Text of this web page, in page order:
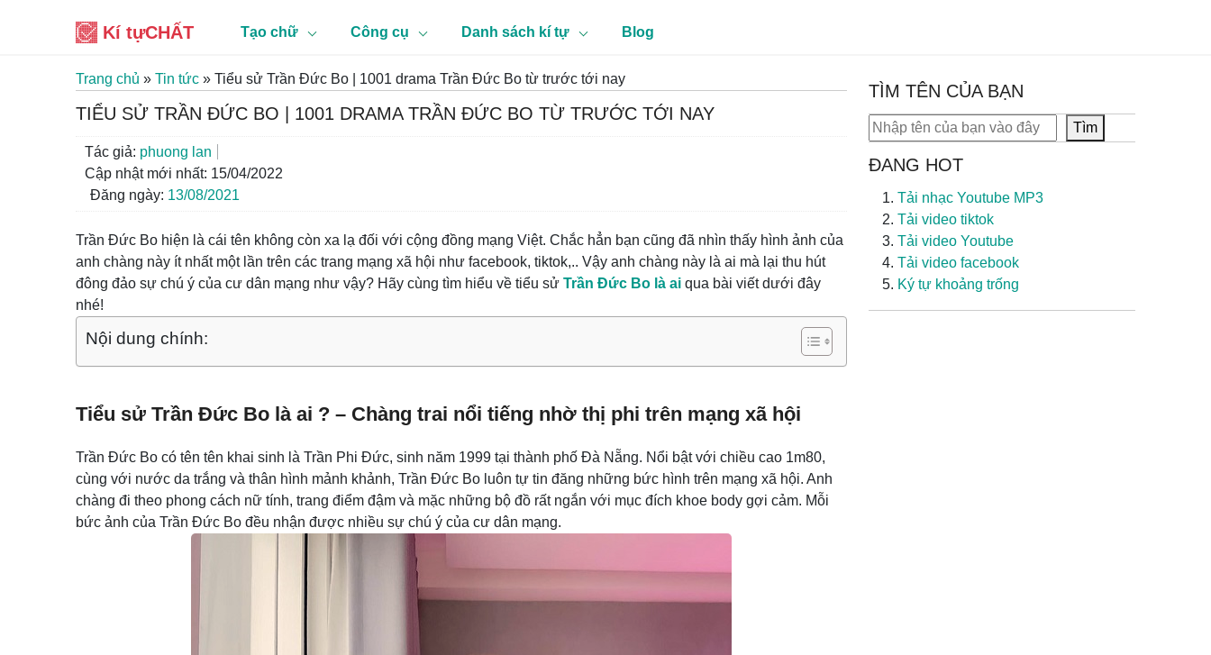
Kí tựCHẤT Tạo chữ Công cụ Danh sách kí tự Blog
Trang chủ » Tin tức » Tiểu sử Trần Đức Bo | 1001 drama Trần Đức Bo từ trước tới nay
TIỂU SỬ TRẦN ĐỨC BO | 1001 DRAMA TRẦN ĐỨC BO TỪ TRƯỚC TỚI NAY
Tác giả: phuong lan
Cập nhật mới nhất: 15/04/2022
Đăng ngày: 13/08/2021
Trần Đức Bo hiện là cái tên không còn xa lạ đối với cộng đồng mạng Việt. Chắc hẳn bạn cũng đã nhìn thấy hình ảnh của
anh chàng này ít nhất một lần trên các trang mạng xã hội như facebook, tiktok,.. Vậy anh chàng này là ai mà lại thu hút
đông đảo sự chú ý của cư dân mạng như vậy? Hãy cùng tìm hiểu về tiểu sử Trần Đức Bo là ai qua bài viết dưới đây
nhé!
Nội dung chính:
Tiểu sử Trần Đức Bo là ai ? – Chàng trai nổi tiếng nhờ thị phi trên mạng xã hội
Trần Đức Bo có tên tên khai sinh là Trần Phi Đức, sinh năm 1999 tại thành phố Đà Nẵng. Nổi bật với chiều cao 1m80,
cùng với nước da trắng và thân hình mảnh khảnh, Trần Đức Bo luôn tự tin đăng những bức hình trên mạng xã hội. Anh
chàng đi theo phong cách nữ tính, trang điểm đậm và mặc những bộ đồ rất ngắn với mục đích khoe body gợi cảm. Mỗi
bức ảnh của Trần Đức Bo đều nhận được nhiều sự chú ý của cư dân mạng.
TÌM TÊN CỦA BẠN
Tìm kiếm Tìm
ĐANG HOT
Tải nhạc Youtube MP3
Tải video tiktok
Tải video Youtube
Tải video facebook
Ký tự khoảng trống